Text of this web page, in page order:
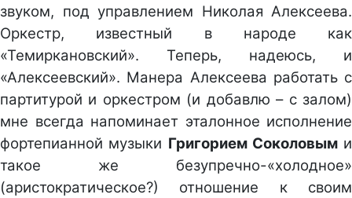
звуком, под управлением Николая Алексеева.
Оркестр, известный в народе как
«Темиркановский». Теперь, надеюсь, и
«Алексеевский». Манера Алексеева работать с
партитурой и оркестром (и добавлю – с залом)
мне всегда напоминает эталонное исполнение
фортепианной музыки Григорием Соколовыми
такое же безупречно-«холодное»
(аристократическое?) отношение к своим